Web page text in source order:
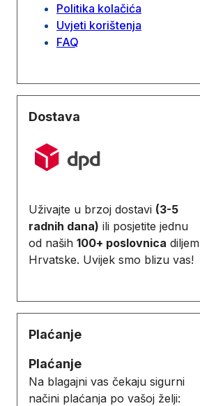
Politika kolačića
Uvjeti korištenja
FAQ
Dostava
Uživajte u brzoj dostavi (3-5
radnih dana) ili posjetite jednu
od naših 100+ poslovnica diljem
Hrvatske. Uvijek smo blizu vas!
Plaćanje
Plaćanje
Na blagajni vas čekaju sigurni
načini plaćanja po vašoj želji: